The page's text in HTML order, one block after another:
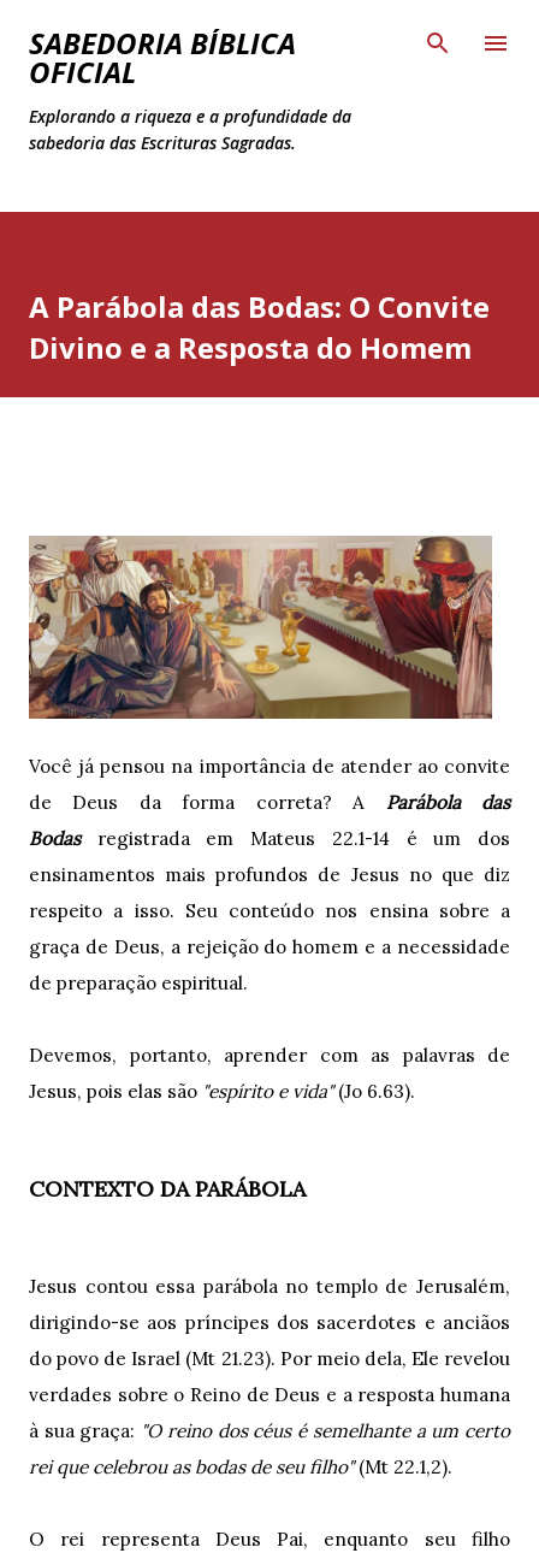
Pular para o conteúdo principal
SABEDORIA BÍBLICA
OFICIAL
Explorando a riqueza e a profundidade da
sabedoria das Escrituras Sagradas.
A Parábola das Bodas: O Convite
Divino e a Resposta do Homem
Você já pensou na importância de atender ao convite
de Deus da forma correta? A Parábola das
Bodasregistrada em Mateus 22.1-14 é um dos
ensinamentos mais profundos de Jesus no que diz
respeito a isso. Seu conteúdo nos ensina sobre a
graça de Deus, a rejeição do homem e a necessidade
de preparação espiritual.
Devemos, portanto, aprender com as palavras de
Jesus, pois elas são "espírito e vida"(Jo 6.63).
CONTEXTO DA PARÁBOLA
Jesus contou essa parábola no templo de Jerusalém,
dirigindo-se aos príncipes dos sacerdotes e anciãos
do povo de Israel (Mt 21.23). Por meio dela, Ele revelou
verdades sobre o Reino de Deus e a resposta humana
à sua graça: "O reino dos céus é semelhante a um certo
rei que celebrou as bodas de seu filho"(Mt 22.1,2).
O rei representa Deus Pai, enquanto seu filho